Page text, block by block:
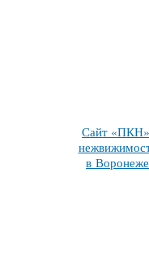
Сайт
в Воронеже